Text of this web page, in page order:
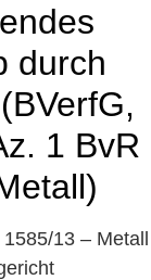
durch
1 BvR
13 – Metall